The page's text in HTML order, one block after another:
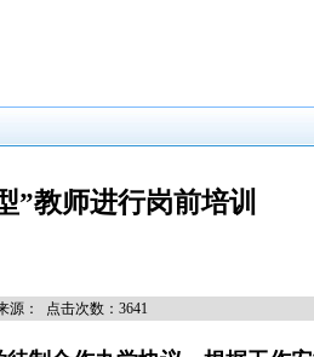
”教师进行岗前培训
源： 点击次数：3641